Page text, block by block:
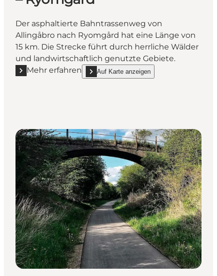
Der asphaltierte Bahntrassenweg von
Allingåbro nach Ryomgård hat eine Länge von
15 km. Die Strecke führt durch herrliche Wälder
und landwirtschaftlich genutzte Gebiete.
Mehr erfahren
Mehr erfahren "Bahntrassenweg Allingåbro –
Auf Karte anzeigen
show Bahntrassenweg Allingåbro – Ryomgård